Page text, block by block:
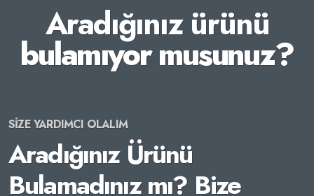
Aradığınız ürünü
bulamıyor musunuz?
SİZE YARDIMCI OLALIM
Aradığınız Ürünü
Bulamadınız mı? Bize